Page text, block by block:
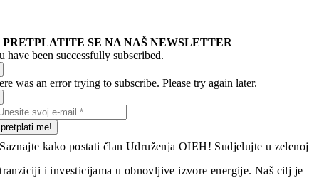
PRETPLATITE SE NA NAŠ NEWSLETTER
have been successfully subscribed.
was an error trying to subscribe. Please try again later.
pretplati me!
Saznajte kako postati član Udruženja OIEH! Sudjelujte u zelenoj
tranziciji i investicijama u obnovljive izvore energije. Naš cilj je